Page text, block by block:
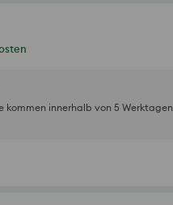
kommen innerhalb von 5 Werktagen